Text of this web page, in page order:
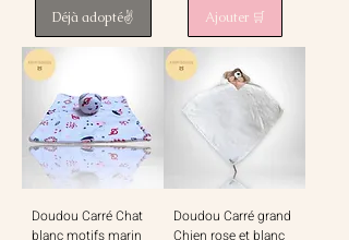
Déjà adopté✌️ Ajouter 🛒
Doudou Carré Chat
blanc motifs marin
Doudou Carré grand
Chien rose et blanc